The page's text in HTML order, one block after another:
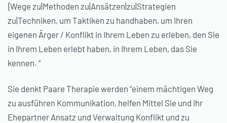
{Wege zu|Methoden zu|Ansätzen|zu|Strategien
zu|Techniken, um Taktiken zu handhaben, um Ihren
eigenen Ärger / Konflikt in Ihrem Leben zu erleben, den Sie
in Ihrem Leben erlebt haben, in Ihrem Leben, das Sie
kennen. “
Sie denkt Paare Therapie werden “einem mächtigen Weg
zu ausführen Kommunikation, helfen Mittel Sie und Ihr
Ehepartner Ansatz und Verwaltung Konflikt und zu